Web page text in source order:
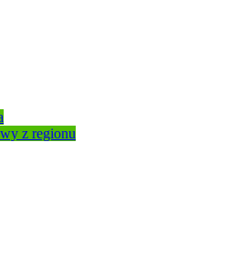
z regionu